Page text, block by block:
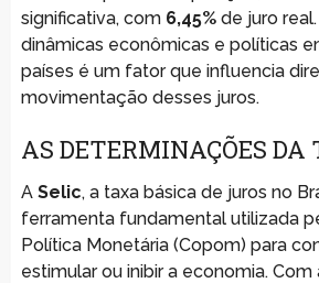
significativa, com 6,45%de juro
dinâmicas econômicas e políticas
países é um fator que influencia
movimentação desses juros.
AS DETERMINAÇÕES DA
A Selic, a taxa básica de juros no
ferramenta fundamental utilizada
Política Monetária (Copom) para
estimular ou inibir a economia. Com